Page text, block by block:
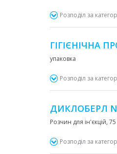
Розподіл за
ГІГІЄНІЧНА
упаковка
Розподіл за
ДИКЛОБЕРЛ N
Розчин для ін'єкцій,
Розподіл за